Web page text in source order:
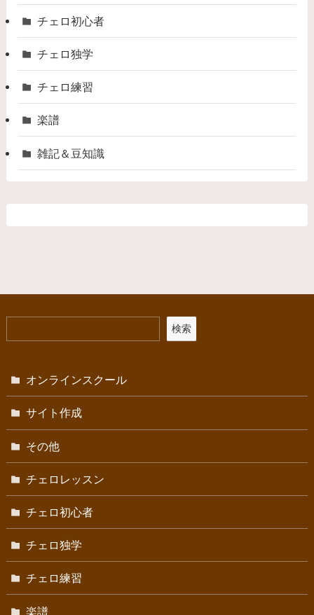
チェロ初心者
チェロ独学
チェロ練習
楽譜
雑記＆豆知識
検索
オンラインスクール
サイト作成
その他
チェロレッスン
チェロ初心者
チェロ独学
チェロ練習
楽譜